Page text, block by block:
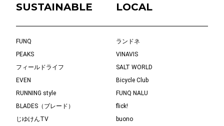
SUSTAINABLE
LOCAL
FUNQ
ランドネ
PEAKS
VINAVIS
フィールドライフ
SALT WORLD
EVEN
Bicycle Club
RUNNING style
FUNQ NALU
BLADES（ブレード）
flick!
じゆけんTV
buono